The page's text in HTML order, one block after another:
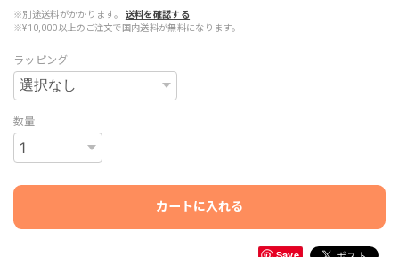
※別途送料がかかります。
送料を確認する
※¥10,000以上のご注文で国内送料が無料になります。
ラッピング
数量
カートに入れる